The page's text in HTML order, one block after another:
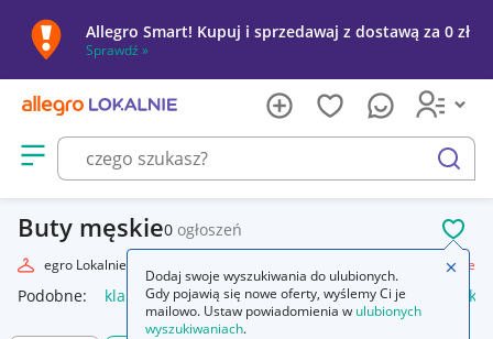
Allegro Smart! Kupuj i sprzedawaj z dostawą za 0 zł
Sprawdź »
Otwórz menu z kategoriami
szukaj
Buty męskie0 ogłoszeń
Allegro Lokalnie Męskie
Podobne: klapki męskie bokserki męskie kąpielówki męskie
Dodaj swoje wyszukiwania do ulubionych.
Gdy pojawią się nowe oferty, wyślemy Ci je
mailowo. Ustaw powiadomienia w ulubionych
wyszukiwaniach.